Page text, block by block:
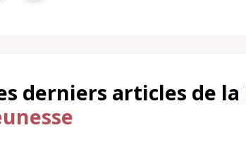
derniers articles de la